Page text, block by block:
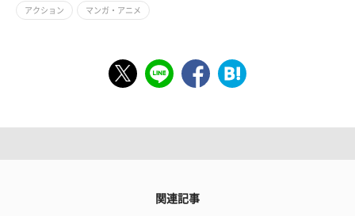
アクション マンガ・アニメ
関連記事